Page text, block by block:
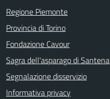
Regione Piemonte
Provincia di Torino
Fondazione Cavour
Sagra dell'asparago di Santena
Segnalazione disservizio
Informativa privacy